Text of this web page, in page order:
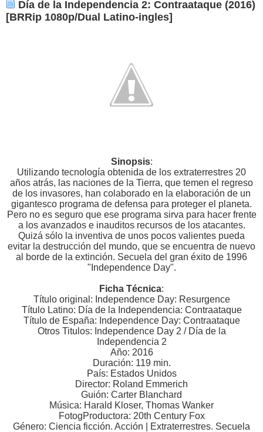
Día de la Independencia 2: Contraataque (2016)
[BRRip 1080p/Dual Latino-ingles]
Sinopsis:
Utilizando tecnología obtenida de los extraterrestres 20
años atrás, las naciones de la Tierra, que temen el regreso
de los invasores, han colaborado en la elaboración de un
gigantesco programa de defensa para proteger el planeta.
Pero no es seguro que ese programa sirva para hacer frente
a los avanzados e inauditos recursos de los atacantes.
Quizá sólo la inventiva de unos pocos valientes pueda
evitar la destrucción del mundo, que se encuentra de nuevo
al borde de la extinción. Secuela del gran éxito de 1996
"Independence Day".
Ficha Técnica:
Título original: Independence Day: Resurgence
Título Latino: Día de la Independencia: Contraataque
Título de España: Independence Day: Contraataque
Otros Titulos: Independence Day 2 / Día de la
Independencia 2
Año: 2016
Duración: 119 min.
País: Estados Unidos
Director: Roland Emmerich
Guión: Carter Blanchard
Música: Harald Kloser, Thomas Wanker
FotogProductora: 20th Century Fox
Género: Ciencia ficción. Acción | Extraterrestres. Secuela